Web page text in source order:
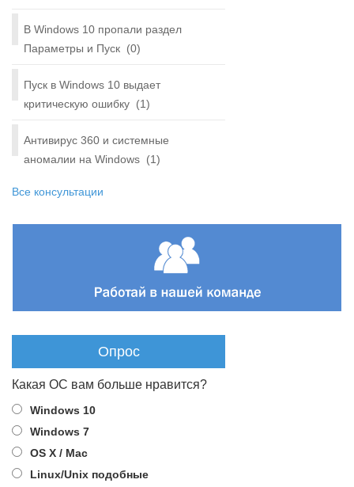
В Windows 10 пропали раздел
Параметры и Пуск (0)
Пуск в Windows 10 выдает
критическую ошибку (1)
Антивирус 360 и системные
аномалии на Windows (1)
Все консультации
Опрос
Какая ОС вам больше нравится?
Windows 10
Windows 7
OS X / Mac
Linux/Unix подобные